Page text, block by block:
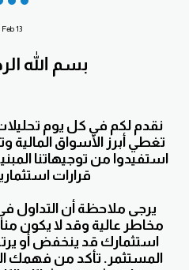
13
Feb
بسم الله
نقدم لكم في كل يوم
تغطي أبرز الأسواق المالية
استفيدوا من توجيهاتنا
قرارات
يرجى ملاحظة أن التداول
مخاطر عالية وقد لا يكون
استثمارك قد ينخفض أو
المستثمر. تأكد من فهمك